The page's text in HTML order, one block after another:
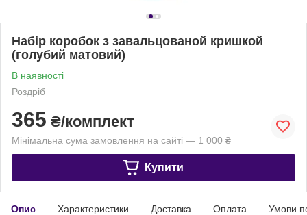
Набір коробок з завальцованой кришкой
(голубий матовий)
В наявності
Роздріб
365 ₴/комплект
Мінімальна сума замовлення на сайті — 1 000 ₴
Купити
Опис Характеристики Доставка Оплата Умови